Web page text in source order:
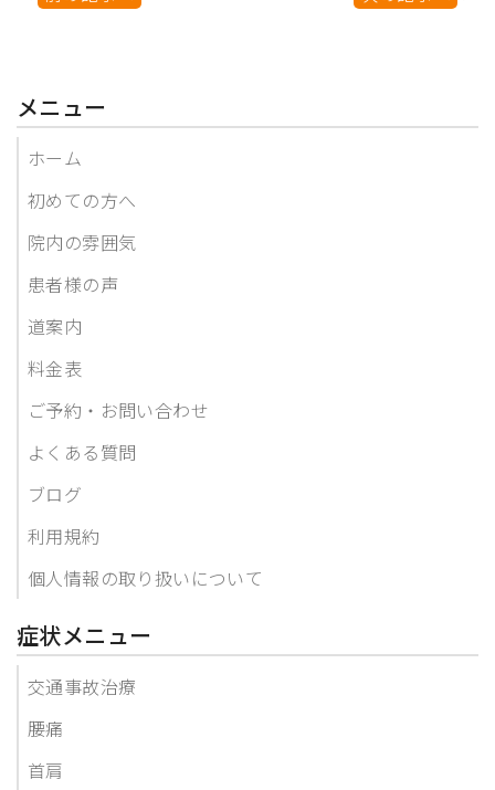
メニュー
ホーム
初めての方へ
院内の雰囲気
患者様の声
道案内
料金表
ご予約・お問い合わせ
よくある質問
ブログ
利用規約
個人情報の取り扱いについて
症状メニュー
交通事故治療
腰痛
首肩